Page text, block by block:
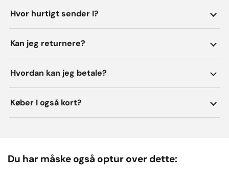
Hvor hurtigt sender I?
Kan jeg returnere?
Hvordan kan jeg betale?
Køber I også kort?
Du har måske også optur over dette: